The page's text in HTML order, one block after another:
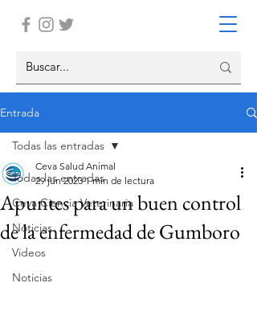
Entrada
Todas las entradas
Ceva Ciencia Veterinaria
Noticias
Videos
Noticias
Todas las entradas
Apuntes para un buen control
de la enfermedad de Gumboro
Ceva Salud Animal
29 jun 2023 1 min de lectura